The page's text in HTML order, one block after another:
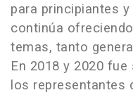
para principiantes
continúa
temas, tanto
En 2018 y 2020
los representantes